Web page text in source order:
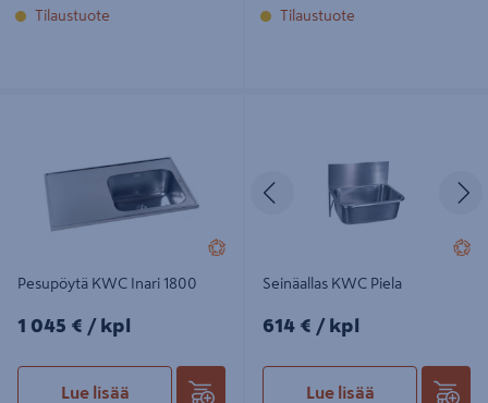
Tilaustuote Tilaustuote
Pesupöytä KWC Inari 1800
1045€/kpl
1 045 € / kpl
Lue lisää
Seinäallas KWC Piela
614€/kpl
614 € / kpl
Lue lisää